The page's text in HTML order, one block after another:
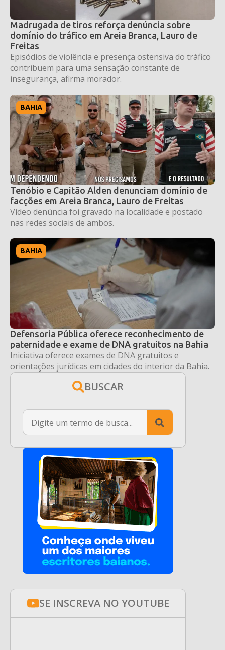
Madrugada de tiros reforça denúncia sobre
domínio do tráfico em Areia Branca, Lauro de
Freitas
Episódios de violência e presença ostensiva do tráfico
contribuem para uma sensação constante de
insegurança, afirma morador.
BAHIA
Tenóbio e Capitão Alden denunciam domínio de
facções em Areia Branca, Lauro de Freitas
Vídeo denúncia foi gravado na localidade e postado
nas redes sociais de ambos.
BAHIA
Defensoria Pública oferece reconhecimento de
paternidade e exame de DNA gratuitos na Bahia
Iniciativa oferece exames de DNA gratuitos e
orientações jurídicas em cidades do interior da Bahia.
BUSCAR
Search
for:
SE INSCREVA NO YOUTUBE